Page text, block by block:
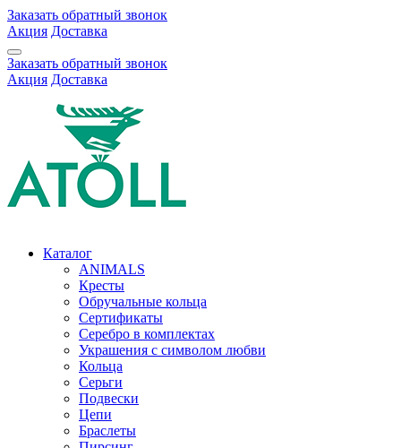
Заказать обратный звонок
Акция Доставка
Заказать обратный звонок
Акция Доставка
Каталог
ANIMALS
Кресты
Обручальные кольца
Сертификаты
Серебро в комплектах
Украшения с символом любви
Кольца
Серьги
Подвески
Цепи
Браслеты